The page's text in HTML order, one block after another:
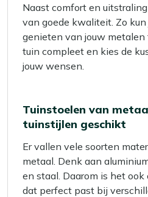
Naast comfort en
van goede kwaliteit. Zo
genieten van jouw metalen
tuin compleet en kies de
jouw wensen.
Tuinstoelen van
tuinstijlen geschikt
Er vallen vele soorten
metaal. Denk aan
en staal. Daarom is het
dat perfect past bij